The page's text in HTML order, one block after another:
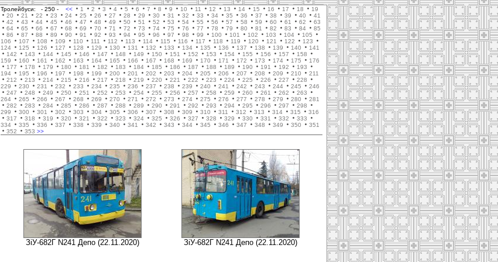
Тролейбуси: - 250 - << 1 2 3 4 5 6 7 8 9 10 11 12 13 14 15 16 17 18
19
20
21 22 23 24 25 26 27 28 29 30 31 32 33 34 35 36 37 38 39 40
41
42
43 44 45 46 47 48 49 50 51 52 53 54 55 56 57 58 59 60 61 62
63
64
65 66 67 68 69 70 71 72 73 74 75 76 77 78 79 80 81 82 83 84
85
86
87 88 89 90 91 92 93 94 95 96 97 98 99 100 101 102 103 104
105
106
107 108 109 110 111 112 113 114 115 116 117 118 119 120 121 122
123
124
125 126 127 128 129 130 131 132 133 134 135 136 137 138 139 140
141
142
143 144 145 146 147 148 149 150 151 152 153 154 155 156 157
158
159
160 161 162 163 164 165 166 167 168 169 170 171 172 173 174 175
176
177
178 179 180 181 182 183 184 185 186 187 188 189 190 191 192
193
194
195 196 197 198 199 200 201 202 203 204 205 206 207 208 209 210
211
212
213 214 215 216 217 218 219 220 221 222 223 224 225 226 227
228
229
230 231 232 233 234 235 236 237 238 239 240 241 242 243 244 245
246
247
248 249 250 251 252 253 254 255 256 257 258 259 260 261 262
263
264
265 266 267 268 269 270 271 272 273 274 275 276 277 278 279 280
281
282
283 284 285 286 287 288 289 290 291 292 293 294 295 296 297
298
299
300 301 302 303 304 305 306 307 308 309 310 311 312 313 314 315
316
317
318 319 320 321 322 323 324 325 326 327 328 329 330 331 332
333
334
335 336 337 338 339 340 341 342 343 344 345 346 347 348 349 350
351
352
353 >>
ЗіУ-682Г N241 Депо (22.11.2020) ЗіУ-682Г N241 Депо (22.11.2020)